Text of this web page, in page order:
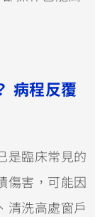
病程反覆
是臨床常見的
傷害，可能因
清洗高處窗戶